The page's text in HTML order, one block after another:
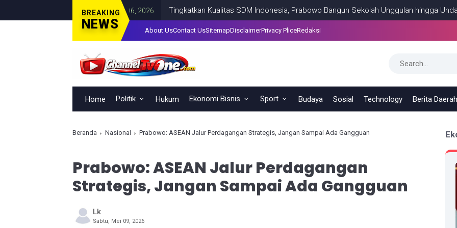
BREAKING
NEWS
Tingkatkan Kualitas SDM Indonesia, Prabowo Bangun Sekolah Unggulan hingga Undang
About UsContact UsSitemapDisclaimerPrivacy PliceRedaksi
Home Politik Hukum Ekonomi Bisnis Sport Budaya Sosial Technology Berita Daerah
Beranda Nasional Prabowo: ASEAN Jalur Perdagangan Strategis, Jangan Sampai Ada Gangguan
Prabowo: ASEAN Jalur Perdagangan
Strategis, Jangan Sampai Ada Gangguan
Lk
Sabtu, Mei 09, 2026